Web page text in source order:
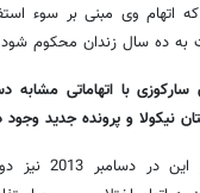
اتهام وی مبنی بر سوء
به ده سال زندان محکوم
با اتهاماتی
نیکولا و پرونده جدید وجود
بله درست است.